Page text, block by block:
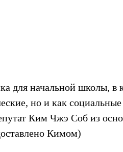
для начальной школы, в
но и как
Ким Чжэ Соб из
Кимом)